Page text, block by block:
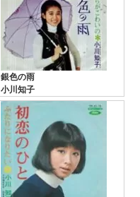
銀色の雨
小川知子